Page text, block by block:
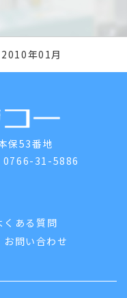
年01月
保53番地
31-5886
くある質問
お問い合わせ